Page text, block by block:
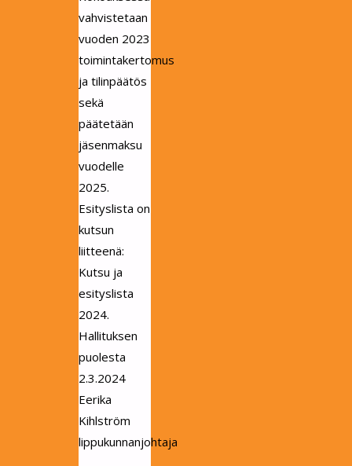
vahvistetaan
vuoden 2023
toimintakertomus
ja tilinpäätös
sekä
päätetään
jäsenmaksu
vuodelle
2025.
Esityslista on
kutsun
liitteenä:
Kutsu ja
esityslista
2024.
Hallituksen
puolesta
2.3.2024
Eerika
Kihlström
lippukunnanjohtaja